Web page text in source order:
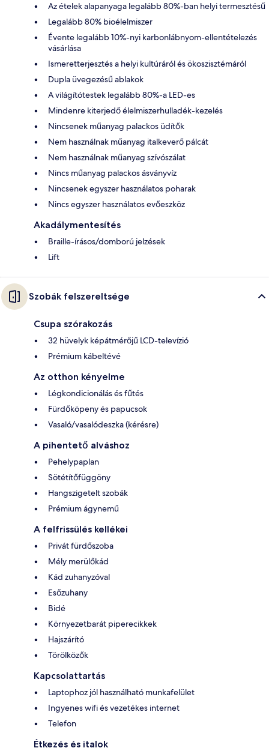
Az ételek alapanyaga legalább 80%-ban helyi termesztésű
Legalább 80% bioélelmiszer
Évente legalább 10%-nyi karbonlábnyom-ellentételezés
vásárlása
Ismeretterjesztés a helyi kultúráról és ökoszisztémáról
Dupla üvegezésű ablakok
A világítótestek legalább 80%-a LED-es
Mindenre kiterjedő élelmiszerhulladék-kezelés
Nincsenek műanyag palackos üdítők
Nem használnak műanyag italkeverő pálcát
Nem használnak műanyag szívószálat
Nincs műanyag palackos ásványvíz
Nincsenek egyszer használatos poharak
Nincs egyszer használatos evőeszköz
Akadálymentesítés
Braille-írásos/domború jelzések
Lift
Szobák felszereltsége
Csupa szórakozás
32 hüvelyk képátmérőjű LCD-televízió
Prémium kábeltévé
Az otthon kényelme
Légkondicionálás és fűtés
Fürdőköpeny és papucsok
Vasaló/vasalódeszka (kérésre)
A pihentető alváshoz
Pehelypaplan
Sötétítőfüggöny
Hangszigetelt szobák
Prémium ágynemű
A felfrissülés kellékei
Privát fürdőszoba
Mély merülőkád
Kád zuhanyzóval
Esőzuhany
Bidé
Környezetbarát piperecikkek
Hajszárító
Törölközők
Kapcsolattartás
Laptophoz jól használható munkafelület
Ingyenes wifi és vezetékes internet
Telefon
Étkezés és italok